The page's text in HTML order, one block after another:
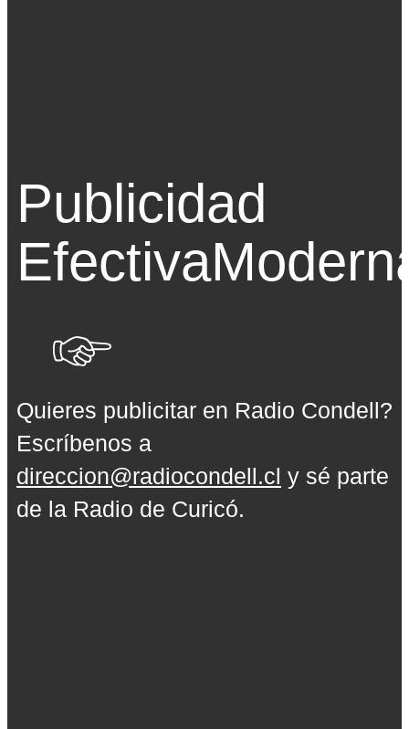
Publicidad
Efectiva
Quieres publicitar en Radio Condell?
Escríbenos a
direccion@radiocondell.cl y sé parte
de la Radio de Curicó.